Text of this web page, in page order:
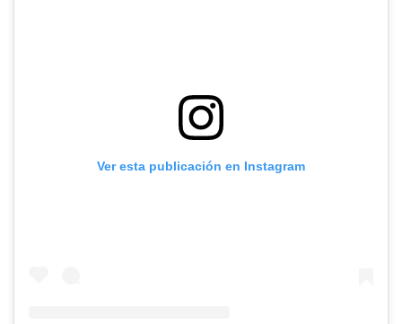
Ver esta publicación en Instagram